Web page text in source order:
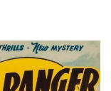
MÉXICO
URUGUAY
BÉLGICA
DINAMARCA
ESPAÑA